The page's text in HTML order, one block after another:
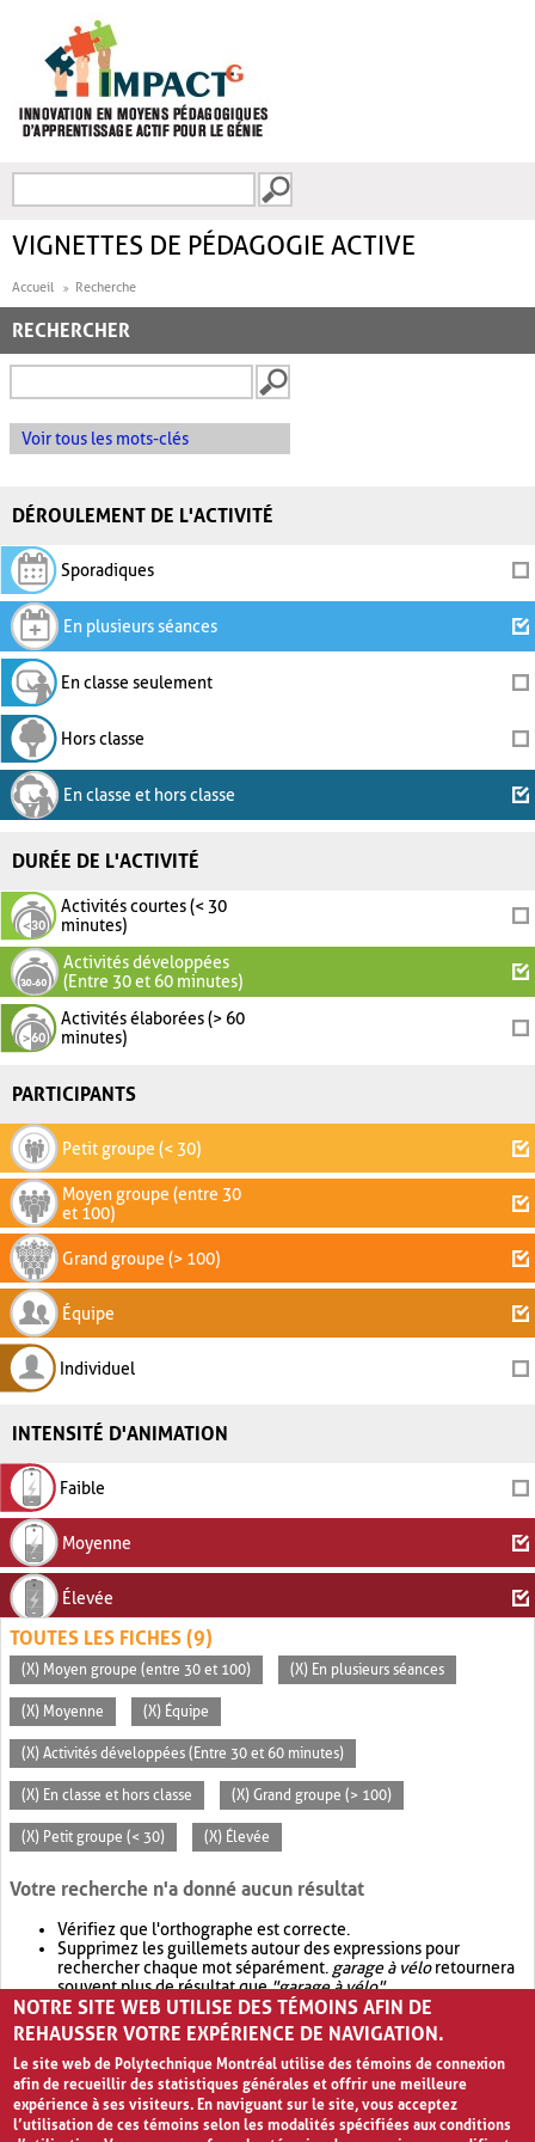
FORMULAIRE DE
VIGNETTES DE PÉDAGOGIE ACTIVE
Accueil Recherche
RECHERCHER
Voir tous les mots-clés
DÉROULEMENT DE L'ACTIVITÉ
Sporadiques
En plusieurs séances
En classe seulement
Hors classe
En classe et hors classe
DURÉE DE L'ACTIVITÉ
Activités courtes (< 30
minutes)
Activités développées
(Entre 30 et 60 minutes)
Activités élaborées (> 60
minutes)
PARTICIPANTS
Petit groupe (< 30)
Moyen groupe (entre 30
et 100)
Grand groupe (> 100)
Équipe
Individuel
INTENSITÉ D'ANIMATION
Faible
Moyenne
Élevée
TOUTES LES FICHES (9)
(X) Moyen groupe (entre 30 et 100) (X) En plusieurs séances
(X) Moyenne (X) Équipe
(X) Activités développées (Entre 30 et 60 minutes)
(X) En classe et hors classe (X) Grand groupe (> 100)
(X) Petit groupe (< 30) (X) Élevée
Votre recherche n'a donné aucun résultat
Vérifiez que l'orthographe est correcte.
Supprimez les guillemets autour des expressions pour
rechercher chaque mot séparément. garage à véloretournera
souvent plus de résultat que"garage à vélo".
Envisagez d'élargir votre recherche avec OR.garage OR vélo
retournera souvent plus de résultat quegarage à vélo
NOTRE SITE WEB UTILISE DES TÉMOINS AFIN DE
REHAUSSER VOTRE EXPÉRIENCE DE NAVIGATION.
Le site web de Polytechnique Montréal utilise des témoins de connexion
afin de recueillir des statistiques générales et offrir une meilleure
expérience à ses visiteurs. En naviguant sur le site, vous acceptez
l’utilisation de ces témoins selon les modalités spécifiées aux conditions